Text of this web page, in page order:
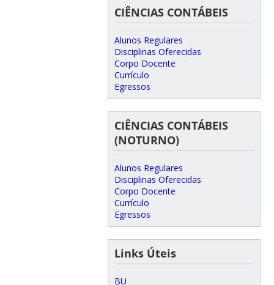
CIÊNCIAS CONTÁBEIS
Alunos Regulares
Disciplinas Oferecidas
Corpo Docente
Currículo
Egressos
CIÊNCIAS CONTÁBEIS
(NOTURNO)
Alunos Regulares
Disciplinas Oferecidas
Corpo Docente
Currículo
Egressos
Links Úteis
BU